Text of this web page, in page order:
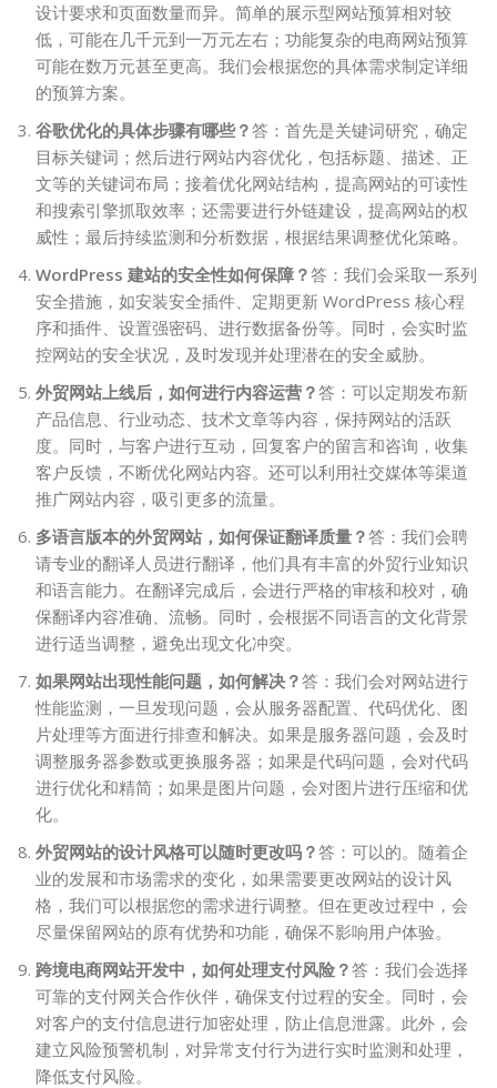
设计要求和页面数量而异。简单的展示型网站预算相对较
低，可能在几千元到一万元左右；功能复杂的电商网站预算
可能在数万元甚至更高。我们会根据您的具体需求制定详细
的预算方案。
谷歌优化的具体步骤有哪些？答：首先是关键词研究，确定
目标关键词；然后进行网站内容优化，包括标题、描述、正
文等的关键词布局；接着优化网站结构，提高网站的可读性
和搜索引擎抓取效率；还需要进行外链建设，提高网站的权
威性；最后持续监测和分析数据，根据结果调整优化策略。
WordPress 建站的安全性如何保障？答：我们会采取一系列
安全措施，如安装安全插件、定期更新 WordPress 核心程
序和插件、设置强密码、进行数据备份等。同时，会实时监
控网站的安全状况，及时发现并处理潜在的安全威胁。
外贸网站上线后，如何进行内容运营？答：可以定期发布新
产品信息、行业动态、技术文章等内容，保持网站的活跃
度。同时，与客户进行互动，回复客户的留言和咨询，收集
客户反馈，不断优化网站内容。还可以利用社交媒体等渠道
推广网站内容，吸引更多的流量。
多语言版本的外贸网站，如何保证翻译质量？答：我们会聘
请专业的翻译人员进行翻译，他们具有丰富的外贸行业知识
和语言能力。在翻译完成后，会进行严格的审核和校对，确
保翻译内容准确、流畅。同时，会根据不同语言的文化背景
进行适当调整，避免出现文化冲突。
如果网站出现性能问题，如何解决？答：我们会对网站进行
性能监测，一旦发现问题，会从服务器配置、代码优化、图
片处理等方面进行排查和解决。如果是服务器问题，会及时
调整服务器参数或更换服务器；如果是代码问题，会对代码
进行优化和精简；如果是图片问题，会对图片进行压缩和优
化。
外贸网站的设计风格可以随时更改吗？答：可以的。随着企
业的发展和市场需求的变化，如果需要更改网站的设计风
格，我们可以根据您的需求进行调整。但在更改过程中，会
尽量保留网站的原有优势和功能，确保不影响用户体验。
跨境电商网站开发中，如何处理支付风险？答：我们会选择
可靠的支付网关合作伙伴，确保支付过程的安全。同时，会
对客户的支付信息进行加密处理，防止信息泄露。此外，会
建立风险预警机制，对异常支付行为进行实时监测和处理，
降低支付风险。